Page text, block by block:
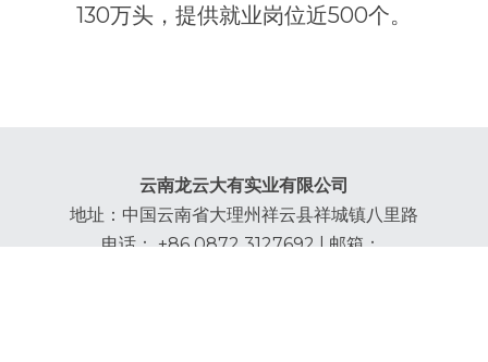
130万头，提供就业岗位近500个。
云南龙云大有实业有限公司
地址：中国云南省大理州祥云县祥城镇八里路
电话： +86 0872 3127692 | 邮箱：